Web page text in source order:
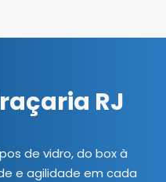
RJ
de vidro, do box à
e agilidade em cada